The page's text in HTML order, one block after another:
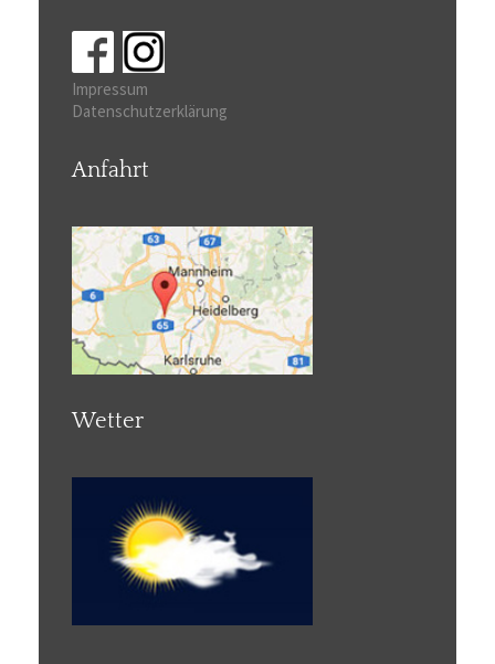
Impressum
Datenschutzerklärung
Anfahrt
Wetter